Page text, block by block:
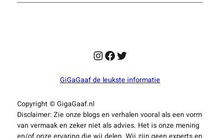
Instagram
Facebook
Twitter
GiGaGaaf de leukste informatie
Copyright © GigaGaaf.nl
Disclaimer: Zie onze blogs en verhalen vooral als een vorm
van vermaak en zeker niet als advies. Het is onze mening